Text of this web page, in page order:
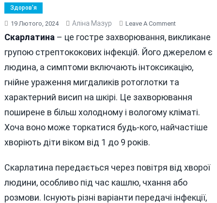
Здоров'я
19 Лютого, 2024 Аліна Мазур Leave A CommentOn
СКАРЛАТИНА:
ТА
Скарлатина – це гостре захворювання, викликане
групою стрептококових інфекцій. Його джерелом є
людина, а симптоми включають інтоксикацію,
гнійне ураження мигдаликів ротоглотки та
характерний висип на шкірі. Це захворювання
поширене в більш холодному і вологому кліматі.
Хоча воно може торкатися будь-кого, найчастіше
хворіють діти віком від 1 до 9 років.
Скарлатина передається через повітря від хворої
людини, особливо під час кашлю, чхання або
розмови. Існують різні варіанти передачі інфекції,